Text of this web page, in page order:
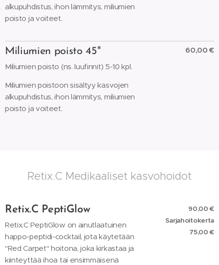
alkupuhdistus, ihon lämmitys, miliumien
poisto ja voiteet.
Miliumien poisto 45"
Miliumien poisto (ns. luufinnit) 5-10 kpl.
Miliumien poistoon sisältyy kasvojen
alkupuhdistus, ihon lämmitys, miliumien
poisto ja voiteet.
60,00 €
Retix.C Medikaaliset kasvohoidot
Retix.C PeptiGlow
Retix.C PeptiGlow on ainutlaatuinen
happo-peptidi-cocktail, jota käytetään
"Red Carpet" hoitona, joka kirkastaa ja
kiinteyttää ihoa tai ensimmäisenä
90,00 €
Sarjahoitokerta
75,00 €